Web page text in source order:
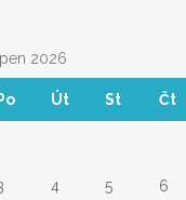
2026
Po Út St Čt
4 5 6